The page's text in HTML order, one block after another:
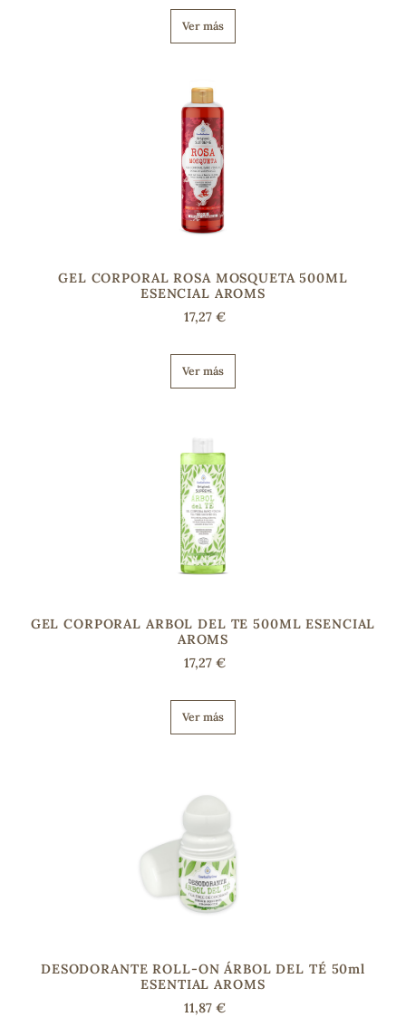
Ver más
GEL CORPORAL ROSA MOSQUETA 500ML
ESENCIAL AROMS
17,27 €
Ver más
GEL CORPORAL ARBOL DEL TE 500ML ESENCIAL
AROMS
17,27 €
Ver más
DESODORANTE ROLL-ON ÁRBOL DEL TÉ 50ml
ESENTIAL AROMS
11,87 €